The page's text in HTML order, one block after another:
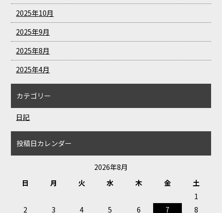
2025年10月
2025年9月
2025年8月
2025年4月
カテゴリー
日記
投稿日カレンダー
2026年8月
日
月 火 水 木 金
土
1
2
3 4 5 6 7 8